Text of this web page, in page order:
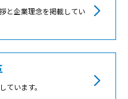
せ
と企業理念を掲載してい
ています。